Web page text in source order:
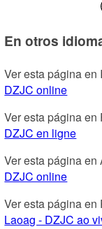
En otros
Ver esta página en
DZJC online
Ver esta página en
DZJC en ligne
Ver esta página en
DZJC online
Ver esta página en
Laoag - DZJC ao